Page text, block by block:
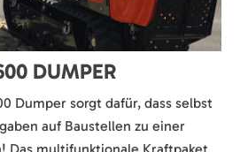
DUMPER
Dumper sorgt dafür, dass selbst
auf Baustellen zu einer
Das multifunktionale Kraftpaket